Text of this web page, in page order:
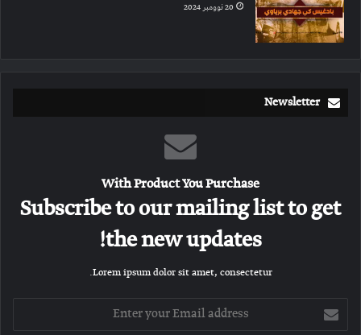
20 نوومبر 2024
Newsletter
With Product You Purchase
Subscribe to our mailing list to get
the new updates!
Lorem ipsum dolor sit amet, consectetur.